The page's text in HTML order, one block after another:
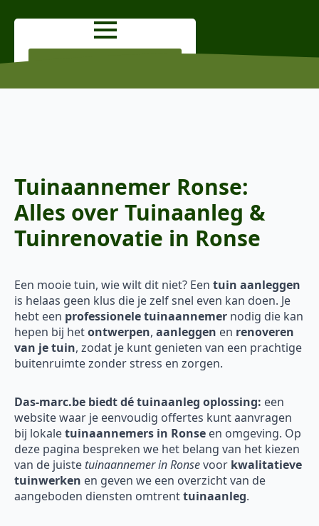
Tuinaannemer Ronse:
Alles over Tuinaanleg &
Tuinrenovatie in Ronse
Een mooie tuin, wie wilt dit niet? Een tuin aanleggen
is helaas geen klus die je zelf snel even kan doen. Je
hebt een professionele tuinaannemer nodig die kan
hepen bij hetontwerpen, aanleggen en renoveren
van je tuin, zodat je kunt genieten van een prachtige
buitenruimte zonder stress en zorgen.
Das-marc.be biedt dé tuinaanleg oplossing: een
website waar je eenvoudig offertes kunt aanvragen
bij lokaletuinaannemers in Ronse en omgeving. Op
deze pagina bespreken we het belang van het kiezen
van de juiste tuinaannemer in Ronsevoor kwalitatieve
tuinwerken en geven we een overzicht van de
aangeboden diensten omtrenttuinaanleg.